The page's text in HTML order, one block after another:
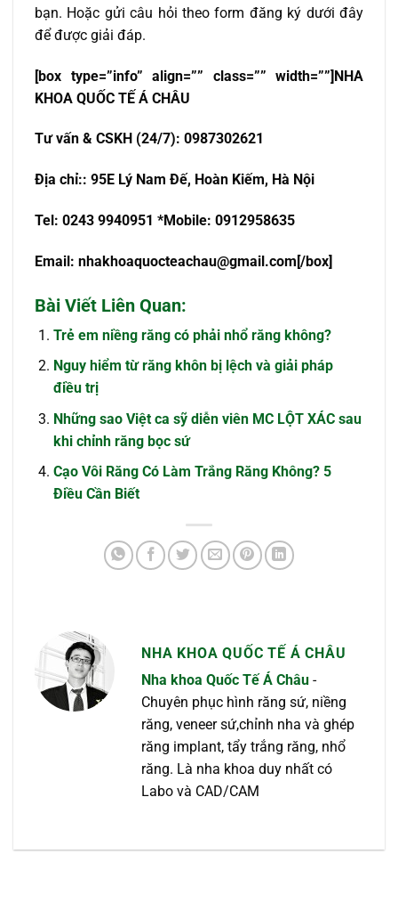
bạn. Hoặc gửi câu hỏi theo form đăng ký dưới đây
để được giải đáp.
[box type=”info” align=”” class=”” width=””]NHA
KHOA QUỐC TẾ Á CHÂU
Tưvấn & CSKH (24/7): 0987302621
Địa chỉ:: 95E Lý Nam Đế, Hoàn Kiếm, Hà Nội
Tel: 0243 9940951 *Mobile: 0912958635
Email: nhakhoaquocteachau@gmail.com [/box]
Bài Viết Liên Quan:
Trẻ em niềng răng có phải nhổ răng không?
Nguy hiểm từ răng khôn bị lệch và giải pháp
điều trị
Những sao Việt ca sỹ diễn viên MC LỘT XÁC sau
khi chỉnh răng bọc sứ
Cạo Vôi Răng Có Làm Trắng Răng Không? 5
Điều Cần Biết
NHA KHOA QUỐC TẾ Á CHÂU
Nha khoa Quốc Tế Á Châu -
Chuyên phục hình răng sứ, niềng
răng, veneer sứ,chỉnh nha và ghép
răng implant, tẩy trắng răng, nhổ
răng. Là nha khoa duy nhất có
Labo và CAD/CAM